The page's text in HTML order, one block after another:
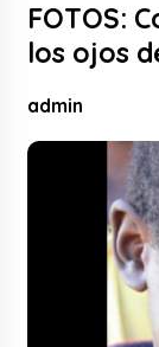
FOTOS:
los ojos
admin